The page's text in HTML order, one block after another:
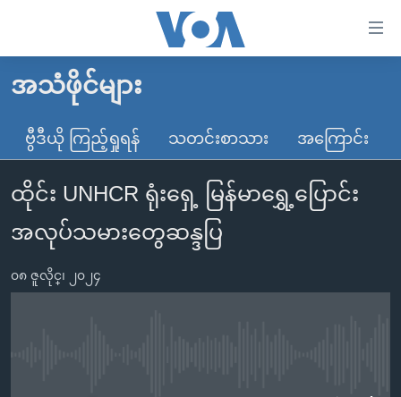
လွယ်ကူ
သည့်
Link
များ
ပင်မ
သို့
မူလစာမျက်နှာ
မြန်မာ
ကမ္ဘာ့သတင်းများ
နိုင်ငံတကာ
အမေရိကန်
အစ္စရေး-ပါလက်စတိုင်း
ဗွီဒီယို
သတင်းလွတ်လပ်ခွင့်
ရပ်ဝန်းတခု လမ်းတခု အလွန်
အင်္ဂလိပ်စာလေ့လာမယ်
အသံဖိုင်များ
ဗွီဒီယို ကြည့်ရှုရန် သတင်းစာသား အကြောင်း
ထိုင်း UNHCR ရုံးရှေ့ မြန်မာရွှေ့ပြောင်း
အလုပ်သမားတွေဆန္ဒပြ
၀၈ ဇူလိုင္၊ ၂၀၂၄